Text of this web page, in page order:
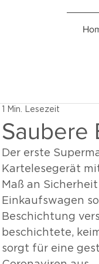
Saubere
1 Min. Lesezeit
Der erste
Kartelesegerät
Maß an
Einkaufswagen
Beschichtung
beschichtete,
sorgt für eine